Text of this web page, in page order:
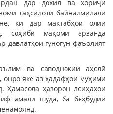
дар дохил ва хориҷи
таҳсилоти байналмилалӣ
ки дар мактабҳои олии
соҳиби мақоми арзанда
давлатҳои гуногун фаъолият
ва саводнокии аҳолӣ
онро яке аз ҳадафҳои муҳими
Ҳамасола ҳазорон лоиҳаҳои
амалӣ шуда, ба беҳбудии